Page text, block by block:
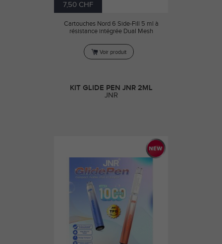
7,50 CHF
Cartouches Nord 6 Side-Fill 5 ml à
résistance intégrée Dual Mesh
Voir produit
KIT GLIDE PEN JNR 2ML
JNR